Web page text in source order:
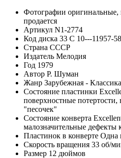
Фотографии оригинальные,
продается
Артикул N1-2774
Код диска 33 С 10---11957-58
Страна СССР
Издатель Мелодия
Год 1979
Автор Р. Шуман
Жанр Зарубежная - Классика
Состояние пластинки
поверхностные потертости,
"песочек"
Состояние конверта
малозначительные дефекты
Пластинок в конверте Одна
Скорость вращения 33 об/
Размер 12 дюймов